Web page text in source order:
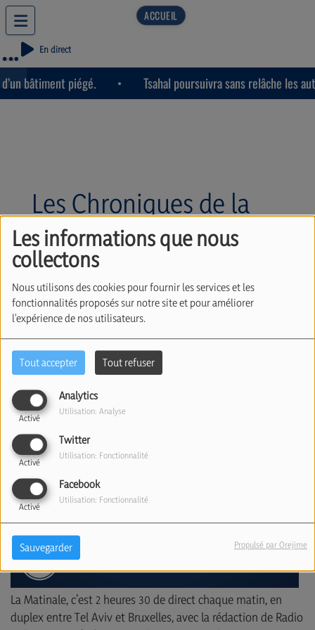
Les informations que nous
collectons
Nous utilisons des cookies pour fournir les services et les
fonctionnalités proposés sur notre site et pour améliorer
l'expérience de nos utilisateurs.
Tout accepter Tout refuser
Analytics
Activé
Utilisation: Analyse
Twitter
Activé
Utilisation: Fonctionnalité
Facebook
Activé
Utilisation: Fonctionnalité
Sauvegarder Propulsé par Orejime
En direct
bâtiment piégé. Tsahal poursuivra sans relâche les
Les Chroniques de la
Matinale
La Matinale, c’est 2 heures 30 de direct chaque matin, en
duplex entre Tel Aviv et Bruxelles, avec la rédaction de Radio